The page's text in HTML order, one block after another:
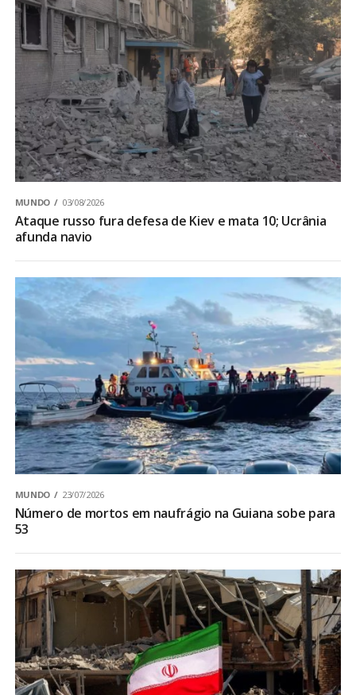
MUNDO 03/08/2026
Ataque russo fura defesa de Kiev e mata 10; Ucrânia
afunda navio
MUNDO 23/07/2026
Número de mortos em naufrágio na Guiana sobe para
53